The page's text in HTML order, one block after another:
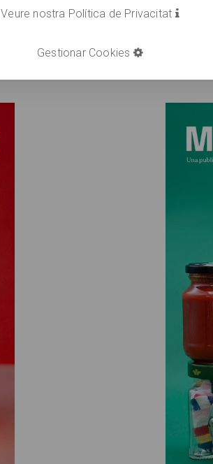
LLEGIR
Veure nostra Política de Privacitat
Gestionar Cookies